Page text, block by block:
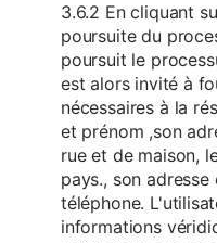
3.6.2 En cliquant
poursuite du
poursuit le
est alors invité à
nécessaires à la
et prénom ,son
rue et de maison,
pays., son
téléphone.
informations